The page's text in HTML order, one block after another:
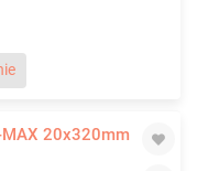
MAX 20x320mm